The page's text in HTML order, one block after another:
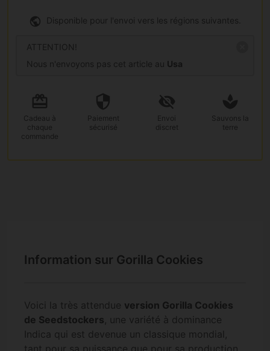
Disponible pour l'envoi vers les régions suivantes.
ATTENTION!
Nous n'envoyons pas cet article au Usa
Cadeau à
chaque
commande
Paiement
sécurisé
Envoi
discret
Sauvons la
terre
Information sur Gorilla Cookies
Voici la très attendue version Gorilla Cookies
de Seedstockers , une variété à dominance
Indica qui est devenue un classique mondial,
tant pour sa puissance que pour sa production